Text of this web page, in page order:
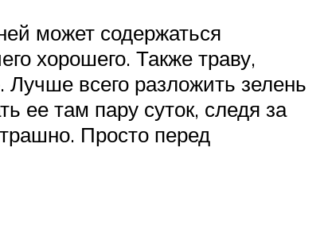
может содержаться
хорошего. Также траву,
Лучше всего разложить зелень
ее там пару суток, следя за
Просто перед